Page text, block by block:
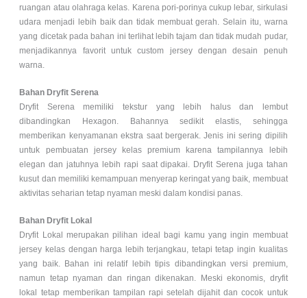
ruangan atau olahraga kelas. Karena pori-porinya cukup lebar, sirkulasi
udara menjadi lebih baik dan tidak membuat gerah. Selain itu, warna
yang dicetak pada bahan ini terlihat lebih tajam dan tidak mudah pudar,
menjadikannya favorit untuk custom jersey dengan desain penuh
warna.
Bahan Dryfit Serena
Dryfit Serena memiliki tekstur yang lebih halus dan lembut
dibandingkan Hexagon. Bahannya sedikit elastis, sehingga
memberikan kenyamanan ekstra saat bergerak. Jenis ini sering dipilih
untuk pembuatan jersey kelas premium karena tampilannya lebih
elegan dan jatuhnya lebih rapi saat dipakai. Dryfit Serena juga tahan
kusut dan memiliki kemampuan menyerap keringat yang baik, membuat
aktivitas seharian tetap nyaman meski dalam kondisi panas.
Bahan Dryfit Lokal
Dryfit Lokal merupakan pilihan ideal bagi kamu yang ingin membuat
jersey kelas dengan harga lebih terjangkau, tetapi tetap ingin kualitas
yang baik. Bahan ini relatif lebih tipis dibandingkan versi premium,
namun tetap nyaman dan ringan dikenakan. Meski ekonomis, dryfit
lokal tetap memberikan tampilan rapi setelah dijahit dan cocok untuk